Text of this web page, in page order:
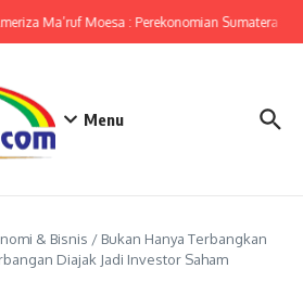
Ma’ruf Moesa : Perekonomian Sumatera
Menu
& Bisnis / Bukan Hanya Terbangkan
Diajak Jadi Investor Saham